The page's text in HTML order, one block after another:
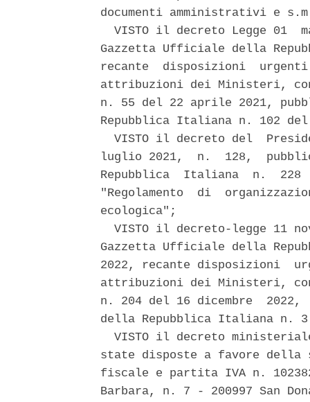
documenti amministrativi e
VISTO il decreto Legge 01
Gazzetta Ufficiale della
recante  disposizioni
attribuzioni dei Ministeri,
n. 55 del 22 aprile 2021,
Repubblica Italiana n. 102
VISTO il decreto del
luglio 2021,  n.  128,
Repubblica  Italiana  n.
"Regolamento  di
ecologica";
VISTO il decreto-legge 11
Gazzetta Ufficiale della
2022, recante disposizioni
attribuzioni dei Ministeri,
n. 204 del 16 dicembre
della Repubblica Italiana n.
VISTO il decreto
state disposte a favore della
fiscale e partita IVA n.
Barbara, n. 7 - 200997 San